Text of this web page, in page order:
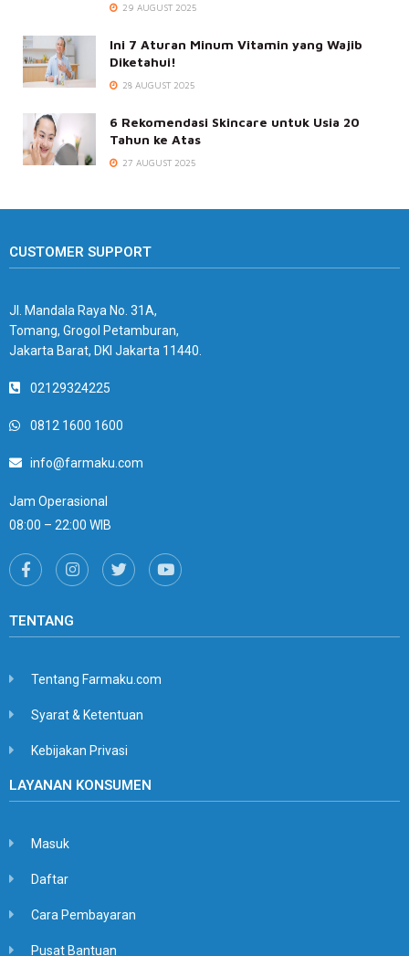
29 AUGUST 2025
Ini 7 Aturan Minum Vitamin yang Wajib
Diketahui!
28 AUGUST 2025
6 Rekomendasi Skincare untuk Usia 20
Tahun ke Atas
27 AUGUST 2025
CUSTOMER SUPPORT
Jl. Mandala Raya No. 31A,
Tomang, Grogol Petamburan,
Jakarta Barat, DKI Jakarta 11440.
02129324225
0812 1600 1600
info@farmaku.com
Jam Operasional
08:00 – 22:00 WIB
TENTANG
Tentang Farmaku.com
Syarat & Ketentuan
Kebijakan Privasi
LAYANAN KONSUMEN
Masuk
Daftar
Cara Pembayaran
Pusat Bantuan